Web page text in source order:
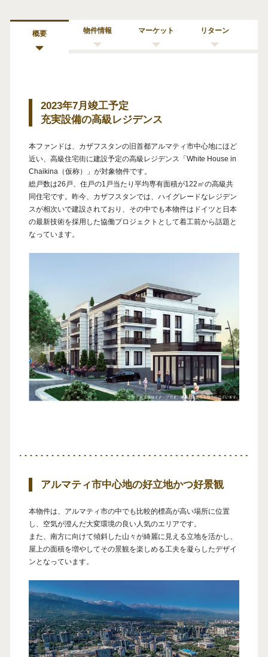
概要 物件情報 マーケット リターン
2023年7月竣工予定
充実設備の高級レジデンス
本ファンドは、カザフスタンの旧首都アルマティ市中心地にほど
近い、高級住宅街に建設予定の高級レジデンス「White House in
Chaikina（仮称）」が対象物件です。
総戸数は26戸、住戸の1戸当たり平均専有面積が122㎡の高級共
同住宅です。昨今、カザフスタンでは、ハイグレードなレジデン
スが相次いで建設されており、その中でも本物件はドイツと日本
の最新技術を採用した協働プロジェクトとして着工前から話題と
なっています。
アルマティ市中心地の好立地かつ好景観
本物件は、アルマティ市の中でも比較的標高が高い場所に位置
し、空気が澄んだ大変環境の良い人気のエリアです。
また、南方に向けて傾斜した山々が綺麗に見える立地を活かし、
屋上の面積を増やしてその景観を楽しめる工夫を凝らしたデザイ
ンとなっています。